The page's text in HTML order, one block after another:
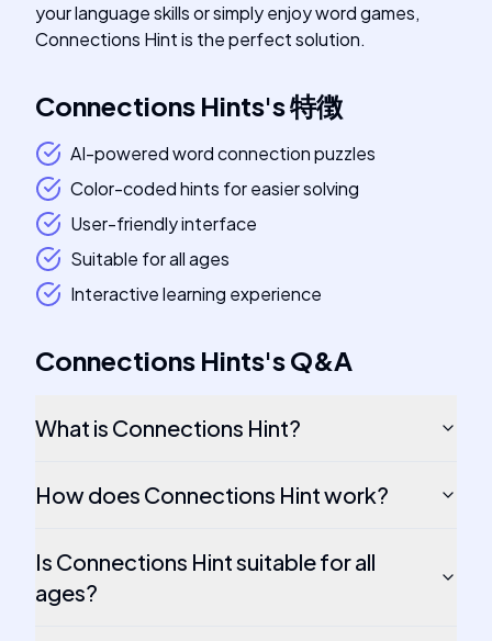
your language skills or simply enjoy word games,
Connections Hint is the perfect solution.
Connections Hints's特徴
AI-powered word connection puzzles
Color-coded hints for easier solving
User-friendly interface
Suitable for all ages
Interactive learning experience
Connections Hints'sQ&A
What is Connections Hint?
How does Connections Hint work?
Is Connections Hint suitable for all
ages?